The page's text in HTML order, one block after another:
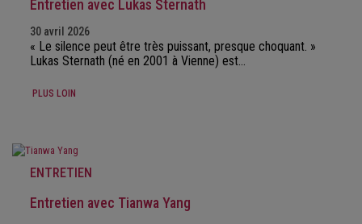
Entretien avec Lukas Sternath
30 avril 2026
« Le silence peut être très puissant, presque choquant. »
Lukas Sternath (né en 2001 à Vienne) est…
PLUS LOIN
ENTRETIEN
Entretien avec Tianwa Yang